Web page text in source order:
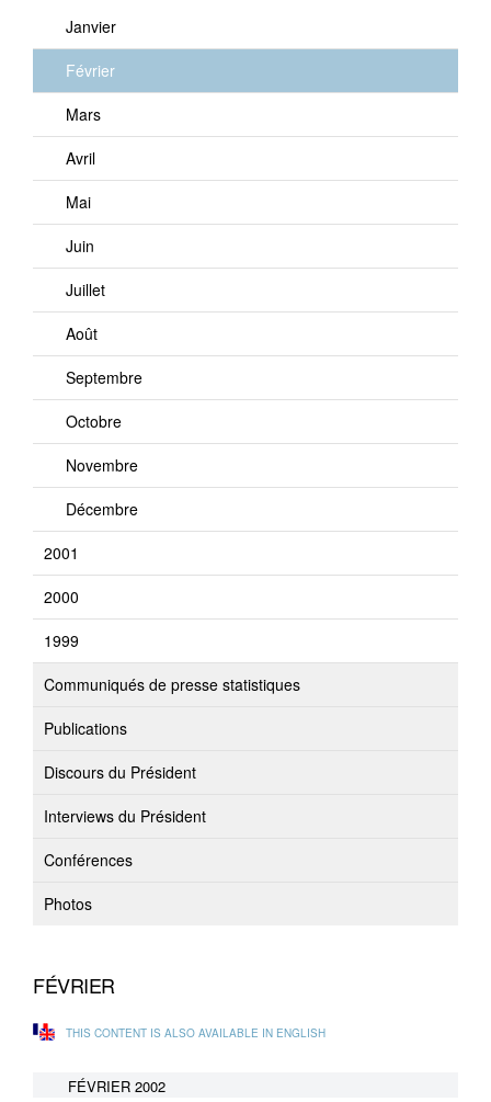
Janvier
Février
Mars
Avril
Mai
Juin
Juillet
Août
Septembre
Octobre
Novembre
Décembre
2001
2000
1999
Communiqués de presse statistiques
Publications
Discours du Président
Interviews du Président
Conférences
Photos
FÉVRIER
THIS CONTENT IS ALSO AVAILABLE IN ENGLISH
FÉVRIER 2002